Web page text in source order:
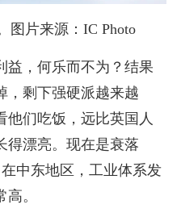
图片来源：IC Photo
益，何乐而不为？结果
，剩下强硬派越来越
他们吃饭，远比英国人
得漂亮。现在是衰落
中东地区，工业体系发
。